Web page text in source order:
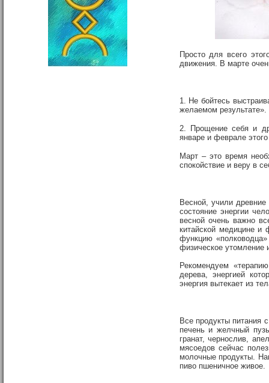
Просто для всего
движения. В марте
1. Не бойтесь
желаемом результате».
2. Прощение себя и
январе и феврале этого
Март – это время
спокойствие и веру в
Весной, учили
состояние энергии
весной очень важно
китайской медицине и
функцию
физическое утомление
Рекомендуем
дерева, энергией
энергия вытекает из
Все продукты питания
печень и желчный
гранат, чернослив,
мясоедов сейчас
молочные продукты.
пиво пшеничное живое.